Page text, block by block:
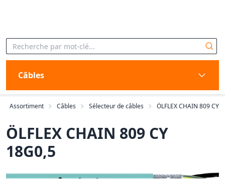
Câbles
Assortiment Câbles Sélecteur de câbles ÖLFLEX CHAIN 809 CY
ÖLFLEX CHAIN 809 CY
18G0,5